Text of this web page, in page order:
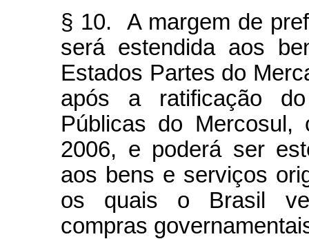
§ 10. A margem de
será estendida aos
Estados Partes do
após a ratificação
Públicas do
2006, e poderá ser
aos bens e serviços
os quais o Brasil
compras